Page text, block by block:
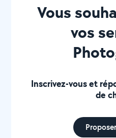
Vous
vos
Inscrivez-vous et
de